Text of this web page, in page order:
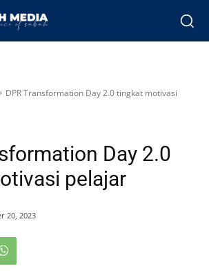
DPR Transformation Day 2.0 tingkat motivasi
Day 2.0
pelajar
20, 2023